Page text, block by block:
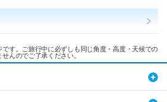
す。ご旅行中に必ずしも同じ角度・高度・天候での
んのでご了承ください。